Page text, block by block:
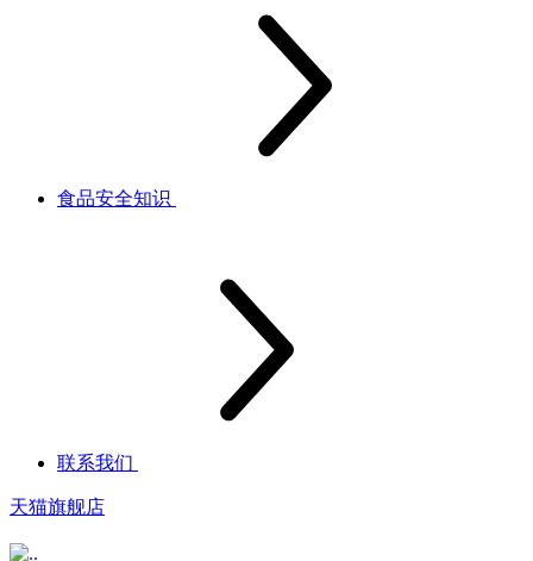
食品安全知识
联系我们
天猫旗舰店